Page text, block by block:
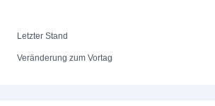
Letzter Stand
Veränderung zum Vortag